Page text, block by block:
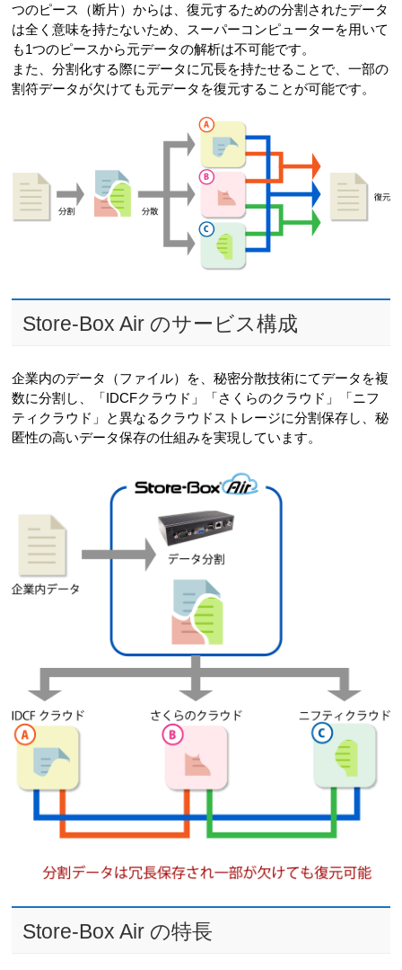
つのピース（断片）からは、復元するための分割されたデータ
は全く意味を持たないため、スーパーコンピューターを用いて
も1つのピースから元データの解析は不可能です。
また、分割化する際にデータに冗長を持たせることで、一部の
割符データが欠けても元データを復元することが可能です。
Store-Box Air のサービス構成
企業内のデータ（ファイル）を、秘密分散技術にてデータを複
数に分割し、「IDCFクラウド」「さくらのクラウド」「ニフ
ティクラウド」と異なるクラウドストレージに分割保存し、秘
匿性の高いデータ保存の仕組みを実現しています。
Store-Box Air の特長